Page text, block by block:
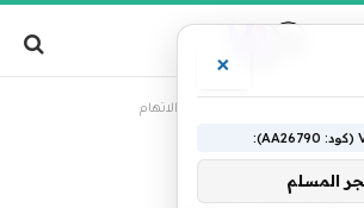
غزة تضع بريطانيا في خانة الاتهام
×
المسلم